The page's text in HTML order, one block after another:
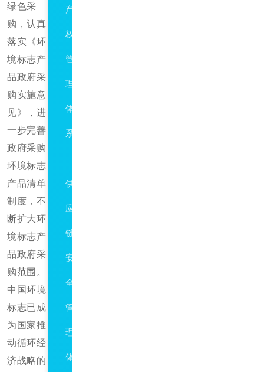
绿色采
购，认真
落实《环
境标志产
品政府采
购实施意
见》，进
一步完善
政府采购
环境标志
产品清单
制度，不
断扩大环
境标志产
品政府采
购范围。
中国环境
标志已成
为国家推
动循环经
济战略的
产
权
管
理
体
系
供
应
链
安
全
管
理
体